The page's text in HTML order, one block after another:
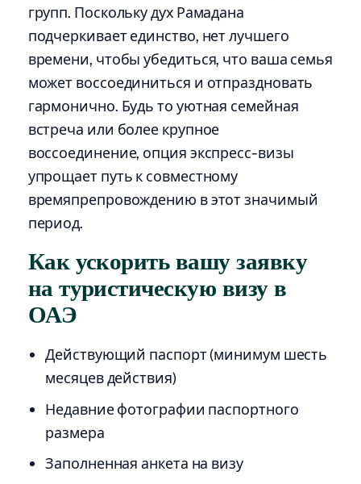
групп. Поскольку дух Рамадана
подчеркивает единство, нет лучшего
времени, чтобы убедиться, что ваша семья
может воссоединиться и отпраздновать
гармонично. Будь то уютная семейная
встреча или более крупное
воссоединение, опция экспресс-визы
упрощает путь к совместному
времяпрепровождению в этот значимый
период.
Как ускорить вашу заявку
на туристическую визу в
ОАЭ
Действующий паспорт (минимум шесть
месяцев действия)
Недавние фотографии паспортного
размера
Заполненная анкета на визу